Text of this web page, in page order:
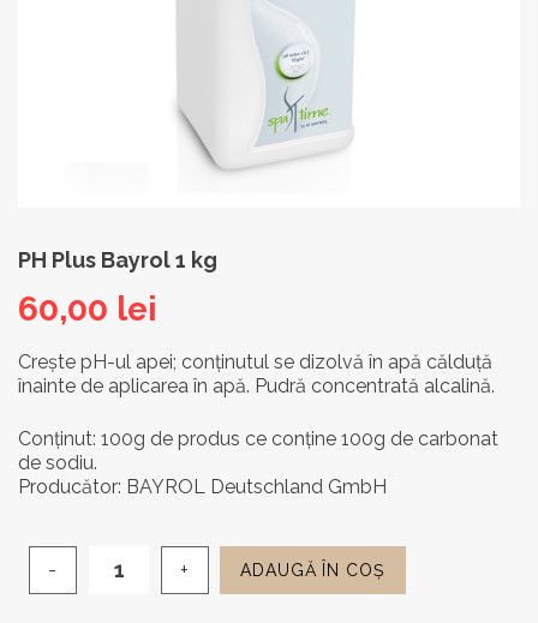
PH Plus Bayrol 1 kg
60,00 lei
Crește pH-ul apei; conținutul se dizolvă în apă călduță
înainte de aplicarea în apă. Pudră concentrată alcalină.
Conținut: 100g de produs ce conține 100g de carbonat
de sodiu.
Producător: BAYROL Deutschland GmbH
Cantitate
ADAUGĂ ÎN COȘ